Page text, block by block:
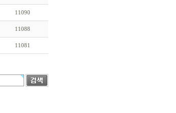
11090
11088
11081